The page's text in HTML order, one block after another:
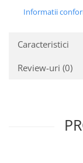
Informatii
Caracteristici
Review-uri (0)